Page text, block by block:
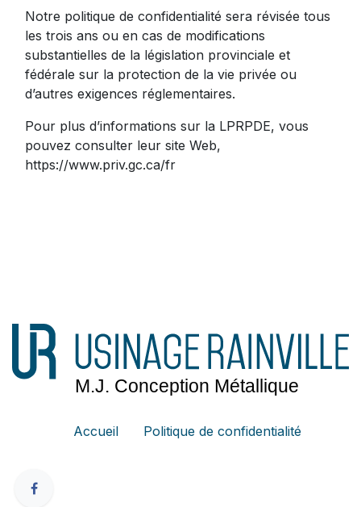
Notre politique de confidentialité sera révisée tous
les trois ans ou en cas de modifications
substantielles de la législation provinciale et
fédérale sur la protection de la vie privée ou
d’autres exigences réglementaires.
Pour plus d’informations sur la LPRPDE, vous
pouvez consulter leur site Web,
https://www.priv.gc.ca/fr
Accueil Politique de confidentialité